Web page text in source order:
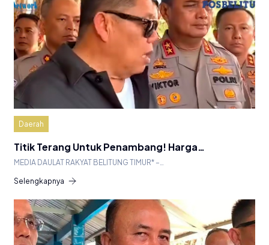
Daerah
Titik Terang Untuk Penambang! Harga…
MEDIA DAULAT RAKYAT BELITUNG TIMUR* –…
Selengkapnya